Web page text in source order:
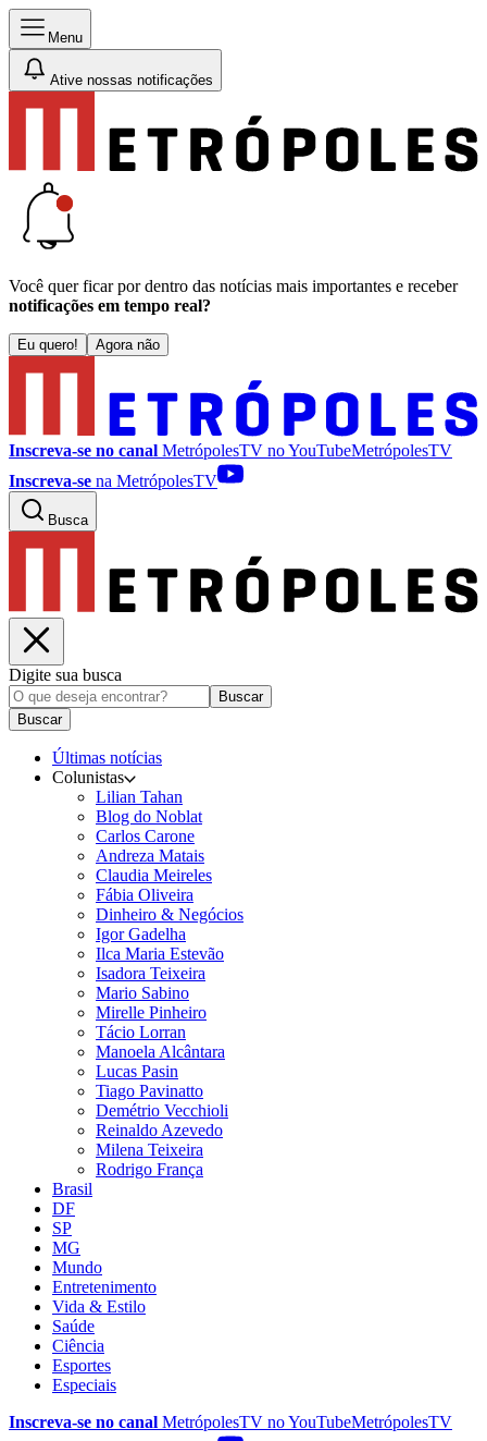
Menu
Ative nossas notificações
Você quer ficar por dentro das notícias mais importantes e receber
notificações em tempo real?
Eu quero! Agora não
Inscreva-se no canal MetrópolesTV noYouTubeMetrópolesTV
Inscreva-se na MetrópolesTV
Busca
Digite sua busca
Buscar
Buscar
Últimas notícias
Colunistas
Lilian Tahan
Blog do Noblat
Carlos Carone
Andreza Matais
Claudia Meireles
Fábia Oliveira
Dinheiro & Negócios
Igor Gadelha
Ilca Maria Estevão
Isadora Teixeira
Mario Sabino
Mirelle Pinheiro
Tácio Lorran
Manoela Alcântara
Lucas Pasin
Tiago Pavinatto
Demétrio Vecchioli
Reinaldo Azevedo
Milena Teixeira
Rodrigo França
Brasil
DF
SP
MG
Mundo
Entretenimento
Vida & Estilo
Saúde
Ciência
Esportes
Especiais
Inscreva-se no canal MetrópolesTV noYouTubeMetrópolesTV